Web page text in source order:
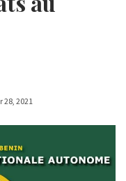
28, 2021